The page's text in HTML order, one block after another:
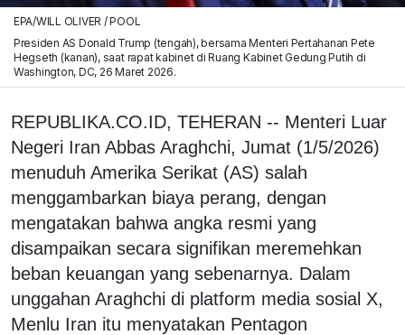
EPA/WILL OLIVER / POOL
Presiden AS Donald Trump (tengah), bersama Menteri Pertahanan Pete
Hegseth (kanan), saat rapat kabinet di Ruang Kabinet Gedung Putih di
Washington, DC, 26 Maret 2026.
REPUBLIKA.CO.ID, TEHERAN -- Menteri Luar
Negeri Iran Abbas Araghchi, Jumat (1/5/2026)
menuduh Amerika Serikat (AS) salah
menggambarkan biaya perang, dengan
mengatakan bahwa angka resmi yang
disampaikan secara signifikan meremehkan
beban keuangan yang sebenarnya. Dalam
unggahan Araghchi di platform media sosial X,
Menlu Iran itu menyatakan Pentagon